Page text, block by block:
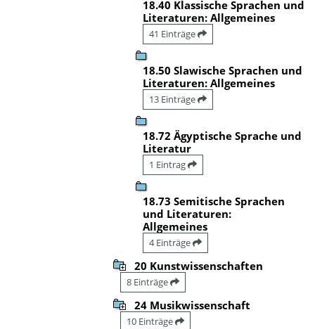
18.40 Klassische Sprachen und
Literaturen: Allgemeines
41 Einträge
18.50 Slawische Sprachen und
Literaturen: Allgemeines
13 Einträge
18.72 Ägyptische Sprache und
Literatur
1 Eintrag
18.73 Semitische Sprachen
und Literaturen:
Allgemeines
4 Einträge
20 Kunstwissenschaften
8 Einträge
24 Musikwissenschaft
10 Einträge